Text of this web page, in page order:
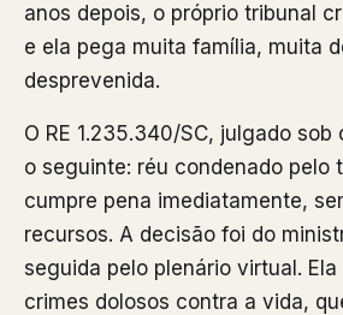
anos depois, o próprio tribunal
e ela pega muita família, muita
desprevenida.
O RE 1.235.340/SC, julgado sob
o seguinte: réu condenado pelo
cumpre pena imediatamente,
recursos. A decisão foi do
seguida pelo plenário virtual.
crimes dolosos contra a vida,